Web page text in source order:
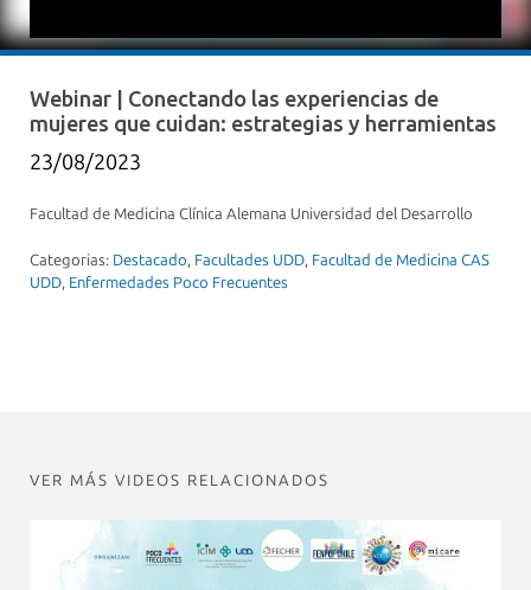
Webinar | Conectando las experiencias de
mujeres que cuidan: estrategias y herramientas
23/08/2023
Facultad de Medicina Clínica Alemana Universidad del Desarrollo
Categorias: Destacado, Facultades UDD, Facultad de Medicina CAS
UDD, Enfermedades Poco Frecuentes
VER MÁS VIDEOS RELACIONADOS